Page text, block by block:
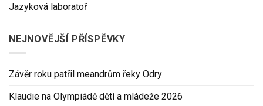
Jazyková laboratoř
NEJNOVĚJŠÍ PŘÍSPĚVKY
Závěr roku patřil meandrům řeky Odry
Klaudie na Olympiádě dětí a mládeže 2026